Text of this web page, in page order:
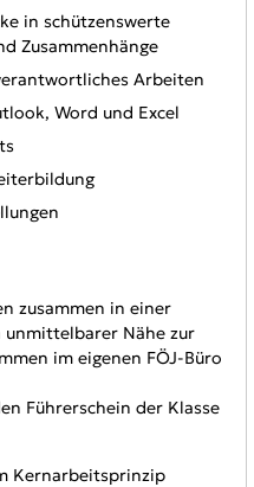
in schützenswerte
Zusammenhänge
Arbeiten
Word und Excel
zusammen in einer
unmittelbarer Nähe zur
im eigenen FÖJ-Büro
Führerschein der Klasse
Kernarbeitsprinzip